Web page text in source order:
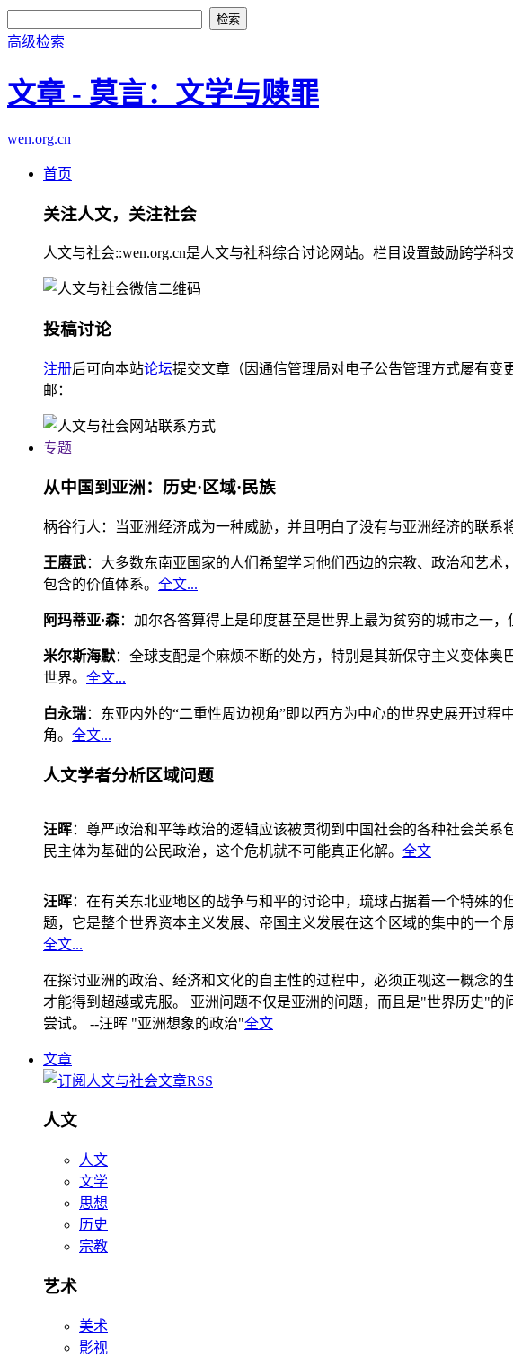
高级检索
文章 - 莫言：文学与赎罪
wen.org.cn
首页
关注人文，关注社会
人文与社会::wen.org.cn是人文与社科综合讨论网站。栏目设置鼓励跨学
投稿讨论
注册后可向本站论坛提交文章（因通信管理局对电子公告管理方式屡有变
邮：
专题
从中国到亚洲：历史·区域·民族
柄谷行人：当亚洲经济成为一种威胁，并且明白了没有与亚洲经济的联系
王赓武：大多数东南亚国家的人们希望学习他们西边的宗教、政治和艺
包含的价值体系。 全文...
阿玛蒂亚·森：加尔各答算得上是印度甚至是世界上最为贫穷的城市之一
米尔斯海默：全球支配是个麻烦不断的处方，特别是其新保守主义变体
世界。 全文...
白永瑞：东亚内外的“二重性周边视角”即以西方为中心的世界史展开过
角。 全文...
人文学者分析区域问题
汪晖：尊严政治和平等政治的逻辑应该被贯彻到中国社会的各种社会关
民主体为基础的公民政治，这个危机就不可能真正化解。 全文
汪晖：在有关东北亚地区的战争与和平的讨论中，琉球占据着一个特殊
题，它是整个世界资本主义发展、帝国主义发展在这个区域的集中的一个
全文...
在探讨亚洲的政治、经济和文化的自主性的过程中，必须正视这一概念
才能得到超越或克服。 亚洲问题不仅是亚洲的问题，而且是"世界历史"
尝试。 --汪晖 "亚洲想象的政治"全文
文章
人文
人文
文学
思想
历史
宗教
艺术
美术
影视